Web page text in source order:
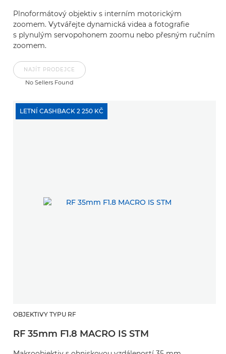
Plnoformátový objektiv s interním motorickým
zoomem. Vytvářejte dynamická videa a fotografie
s plynulým servopohonem zoomu nebo přesným ručním
zoomem.
NAJÍT PRODEJCE
No Sellers Found
LETNÍ CASHBACK 2 250 KČ
OBJEKTIVY TYPU RF
RF 35mm F1.8 MACRO IS STM